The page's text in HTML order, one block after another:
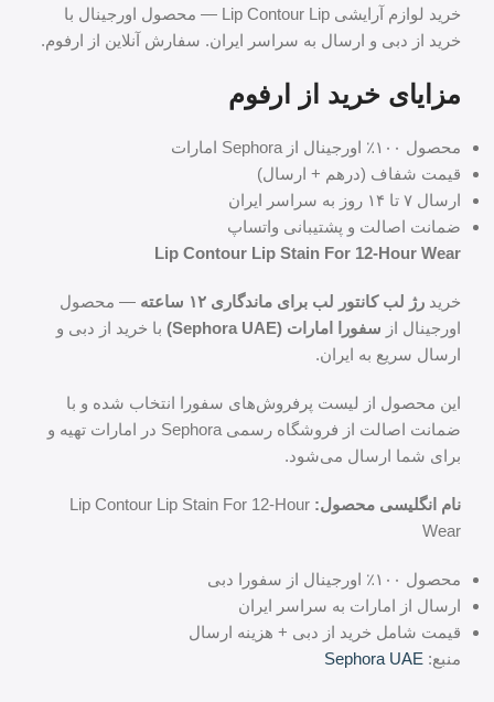
خرید لوازم آرایشی Lip Contour Lip — محصول اورجینال با
خرید از دبی و ارسال به سراسر ایران. سفارش آنلاین از ارفوم.
مزایای خرید از ارفوم
محصول ۱۰۰٪ اورجینال از Sephora امارات
قیمت شفاف (درهم + ارسال)
ارسال ۷ تا ۱۴ روز به سراسر ایران
ضمانت اصالت و پشتیبانی واتساپ
Lip Contour Lip Stain For 12-Hour Wear
خرید رژ لب کانتور لب برای ماندگاری ۱۲ ساعته
— محصول
اورجینال از سفورا امارات (Sephora UAE)
با خرید از دبی و
ارسال سریع به ایران.
این محصول از لیست پرفروش‌های سفورا انتخاب شده و با
ضمانت اصالت از فروشگاه رسمی Sephora در امارات تهیه و
برای شما ارسال می‌شود.
نام انگلیسی محصول: Lip Contour Lip Stain For 12-Hour
Wear
محصول ۱۰۰٪ اورجینال از سفورا دبی
ارسال از امارات به سراسر ایران
قیمت شامل خرید از دبی + هزینه ارسال
منبع: Sephora UAE